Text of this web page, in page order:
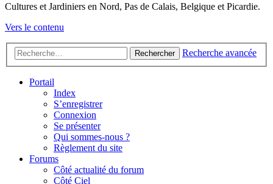
Cultures et Jardiniers en Nord, Pas de Calais, Belgique et Picardie.
Vers le contenu
Rechercher Recherche avancée
Portail
Index
S’enregistrer
Connexion
Se présenter
Qui sommes-nous ?
Règlement du site
Forums
Côté actualité du forum
Côté Ciel